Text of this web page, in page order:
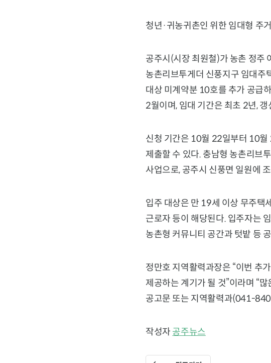
청년·귀농귀촌인 위한 임대형 주
공주시(시장 최원철)가 농촌 정주
농촌리브투게더 신풍지구 임대주
대상 미계약분 10호를 추가 공급
2월이며, 임대 기간은 최초 2년,
신청 기간은 10월 22일부터 10월
제출할 수 있다. 충남형 농촌리브
사업으로, 공주시 신풍면 일원에
입주 대상은 만 19세 이상 무주택
근로자 등이 해당된다. 입주자는
농촌형 커뮤니티 공간과 텃밭 등
정만호 지역활력과장은 “이번 추
제공하는 계기가 될 것”이라며 “
공고문 또는 지역활력과(041-
작성자 공주뉴스